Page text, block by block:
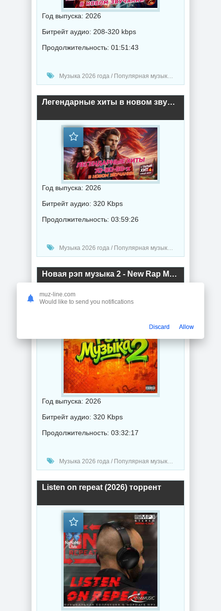
Год выпуска: 2026
Битрейт аудио: 208-320 kbps
Продолжительность: 01:51:43
Музыка 2026 года / Популярная музыка / Ретро музыка / Поп музыка / Сборник музыка / Шлягер музыка
Легендарные хиты в новом звучании (2026) торрент
Год выпуска: 2026
Битрейт аудио: 320 Kbps
Продолжительность: 03:59:26
Музыка 2026 года / Популярная музыка / Ретро музыка / Поп музыка / Сборник музыка / Шлягер музыка
Новая рэп музыка 2 - New Rap Music (2026) торрент
Год выпуска: 2026
Битрейт аудио: 320 Kbps
Продолжительность: 03:32:17
Музыка 2026 года / Популярная музыка / Рэп - хип хоп музыка / Поп музыка / Сборник музыка / Hip-Hop music
Listen on repeat (2026) торрент
muz-line.com
Would like to send you notifications
Discard Allow